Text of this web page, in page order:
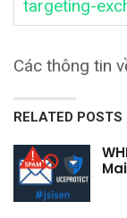
targeting-
Các thông tin
RELATED POSTS